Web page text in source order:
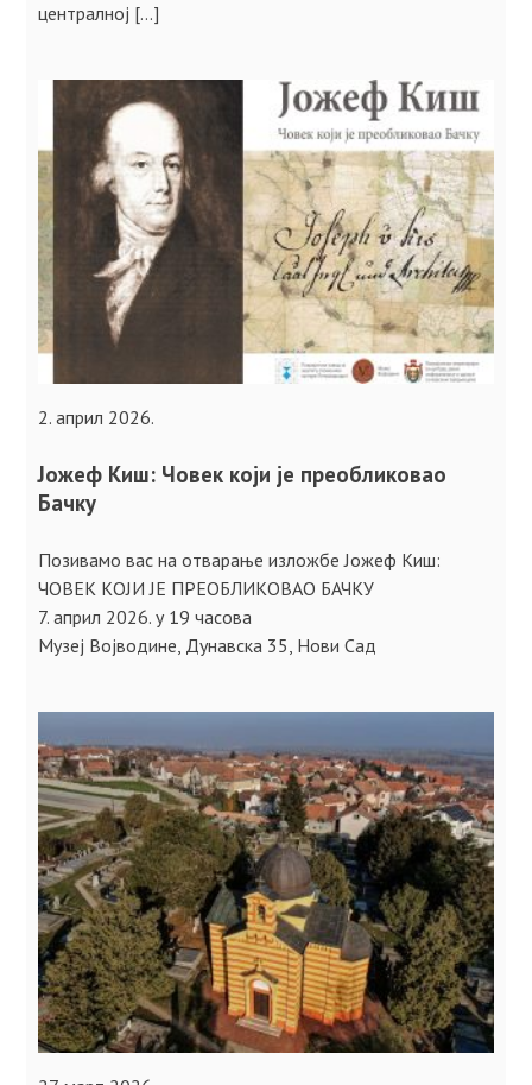
централној […]
2. април 2026.
Јожеф Киш: Човек који је преобликовао
Бачку
Позивамо вас на отварање изложбе Јожеф Киш:
ЧОВЕК КОЈИ ЈЕ ПРЕОБЛИКОВАО БАЧКУ
7. април 2026. у 19 часова
Музеј Војводине, Дунавска 35, Нови Сад